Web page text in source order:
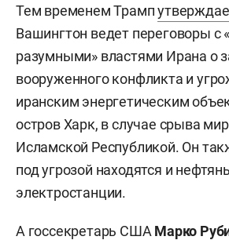
Тем временем Трамп
Вашингтон ведет переговоры с
разумными» властями Ирана о
вооруженного конфликта и
иранским энергетическим
остров Харк, в случае срыва
Исламской Республикой. Он
под угрозой находятся и
электростанции.
А госсекретарь США Марко